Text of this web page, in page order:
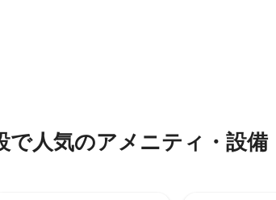
平均評価
で人気のアメニティ・設備